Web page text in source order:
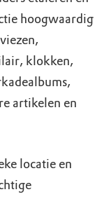
hoogwaardig
klokken,
artikelen en
locatie en